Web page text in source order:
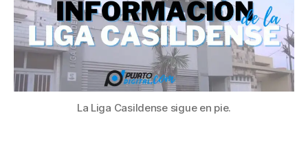
La Liga Casildense sigue en pie.